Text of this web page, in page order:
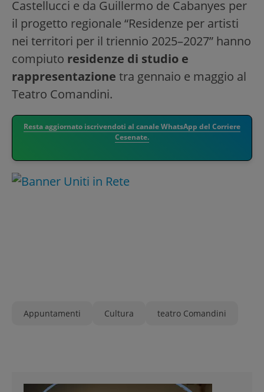
Castellucci e da Guillermo de Cabanyes per
il progetto regionale “Residenze per artisti
nei territori per il triennio 2025–2027” hanno
compiuto residenze di studio e
rappresentazione tra gennaio e maggio al
Teatro Comandini.
Resta aggiornato iscrivendoti al canale WhatsApp del Corriere
Cesenate.
Appuntamenti Cultura teatro Comandini